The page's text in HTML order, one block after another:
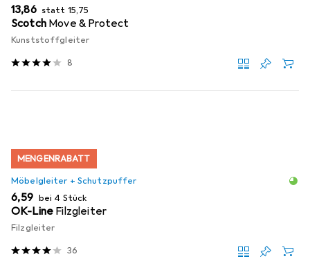
EUR
13,86 statt EUR
15,75
Scotch Move & Protect
Kunststoffgleiter
8
MENGENRABATT
Möbelgleiter + Schutzpuffer
EUR
6,59 bei 4 Stück
OK-Line Filzgleiter
Filzgleiter
36